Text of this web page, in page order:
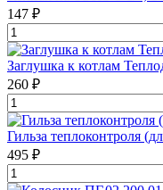
147 ₽
Заглушка к котлам
260 ₽
Гильза теплоконтроля
495 ₽